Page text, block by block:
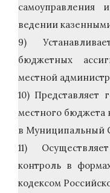
ведении
9)
бюджетных
местной
10) Представляет
местного бюджета
в Муниципальный
11)
контроль в
кодексом